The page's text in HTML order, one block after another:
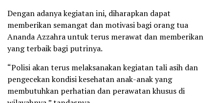
Dengan adanya kegiatan ini, diharapkan dapat
memberikan semangat dan motivasi bagi orang tua
Ananda Azzahra untuk terus merawat dan memberikan
yang terbaik bagi putrinya.
“Polisi akan terus melaksanakan kegiatan tali asih dan
pengecekan kondisi kesehatan anak-anak yang
membutuhkan perhatian dan perawatan khusus di